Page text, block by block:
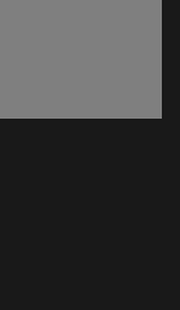
ventana)
ventana)